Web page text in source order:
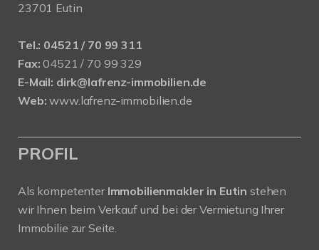
23701 Eutin
Tel.: 04521 / 70 99 311
Fax: 04521 / 70 99 329
E-Mail: dirk@lafrenz-immobilien.de
Web: www.lafrenz-immobilien.de
PROFIL
Als kompetenter Immobilienmakler in Eutin stehen
wir Ihnen beim Verkauf und bei der Vermietung Ihrer
Immobilie zur Seite.